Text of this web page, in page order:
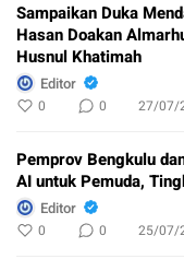
Sampaikan Duka
Hasan Doakan
Husnul Khatimah
Editor
0 0 27/07/
Pemprov Bengkulu
AI untuk Pemuda,
Editor
0 0 25/07/